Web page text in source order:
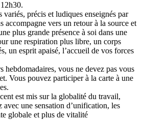
variés, précis et ludiques enseignés par
accompagne vers un retour à la source et
plus grande présence à soi dans une
une respiration plus libre, un corps
un esprit apaisé, l’accueil de vos forces
hebdomadaires, vous ne devez pas vous
Vous pouvez participer à la carte à une
est mis sur la globalité du travail,
avec une sensation d’unification, les
globale et plus de vitalité